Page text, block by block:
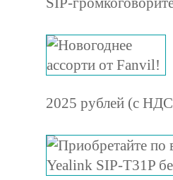
2025 рублей (с